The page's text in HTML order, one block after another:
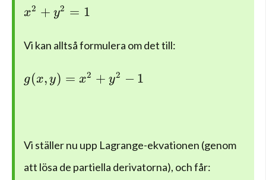
{ x }^{ 2 }+{ y }^{ 2 }=1
x2 + y2 = 1
Vi kan alltså formulera om det till:
g(x,y)={ x }^{ 2 }+{ y }^{ 2 }-1
g(x, y) = x2 + y2 − 1
Vi ställer nu upp Lagrange-ekvationen (genom
att lösa de partiella derivatorna), och får: